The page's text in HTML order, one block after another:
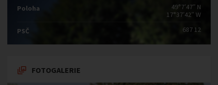
Poloha
49°7′47″ N
17°37′42″ W
PSČ
687 12
FOTOGALERIE